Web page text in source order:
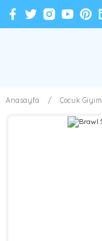
Anasayfa Çocuk Giyim